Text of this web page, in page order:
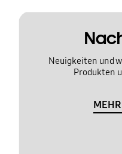
Neuigkeiten und
Produkten